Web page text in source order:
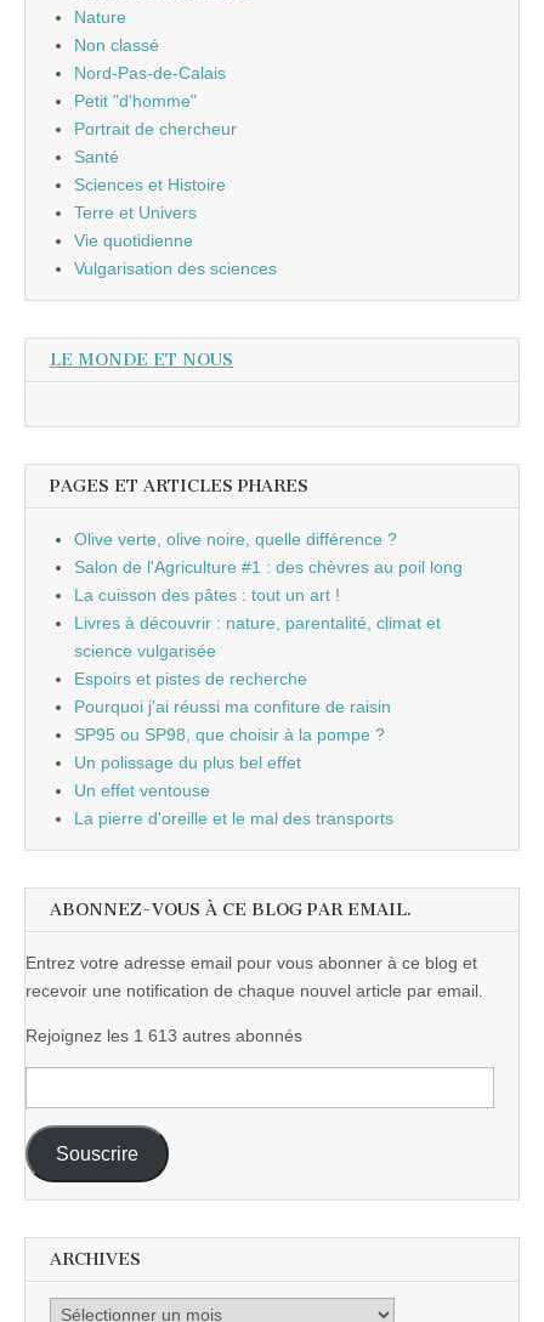
Nature
Non classé
Nord-Pas-de-Calais
Petit "d'homme"
Portrait de chercheur
Santé
Sciences et Histoire
Terre et Univers
Vie quotidienne
Vulgarisation des sciences
LE MONDE ET NOUS
PAGES ET ARTICLES PHARES
Olive verte, olive noire, quelle différence ?
Salon de l'Agriculture #1 : des chèvres au poil long
La cuisson des pâtes : tout un art !
Livres à découvrir : nature, parentalité, climat et
science vulgarisée
Espoirs et pistes de recherche
Pourquoi j'ai réussi ma confiture de raisin
SP95 ou SP98, que choisir à la pompe ?
Un polissage du plus bel effet
Un effet ventouse
La pierre d'oreille et le mal des transports
ABONNEZ-VOUS À CE BLOG PAR EMAIL.
Entrez votre adresse email pour vous abonner à ce blog et
recevoir une notification de chaque nouvel article par email.
Rejoignez les 1 613 autres abonnés
e-
mail :
Souscrire
ARCHIVES
Archives